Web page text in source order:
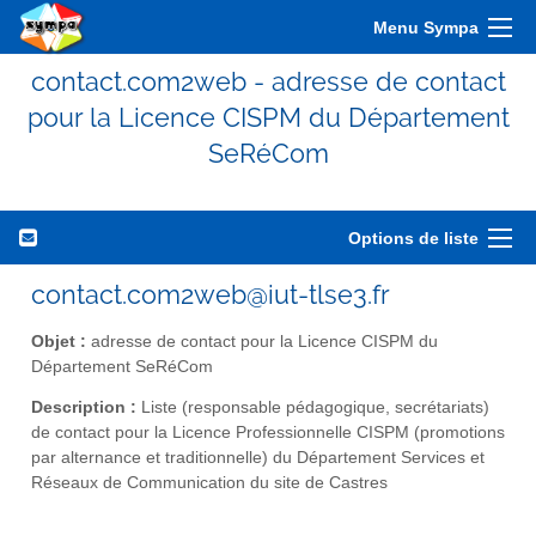
Menu Sympa
contact.com2web - adresse de contact
pour la Licence CISPM du Département
SeRéCom
Options de liste
contact.com2web@iut-tlse3.fr
Objet : adresse de contact pour la Licence CISPM du
Département SeRéCom
Description : Liste (responsable pédagogique, secrétariats)
de contact pour la Licence Professionnelle CISPM (promotions
par alternance et traditionnelle) du Département Services et
Réseaux de Communication du site de Castres